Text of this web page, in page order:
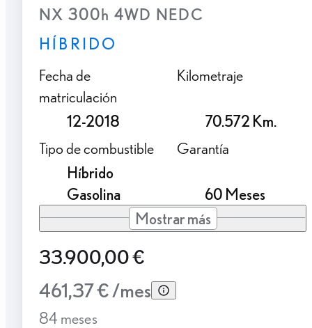
NX 300h 4WD NEDC
HÍBRIDO
Fecha de
matriculación
12-2018
Kilometraje
70.572 Km.
Tipo de combustible
Híbrido
Gasolina
Garantía
60 Meses
Mostrar más
33.900,00 €
461,37 € /mes
84 meses